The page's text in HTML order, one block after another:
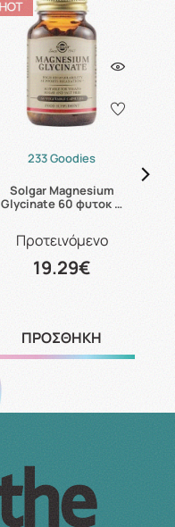
233 Goodies
Solgar Magnesium
Glycinate 60 φυτοκ …
Προτεινόμενο
19.29€
ΠΡΟΣΘΗΚΗ